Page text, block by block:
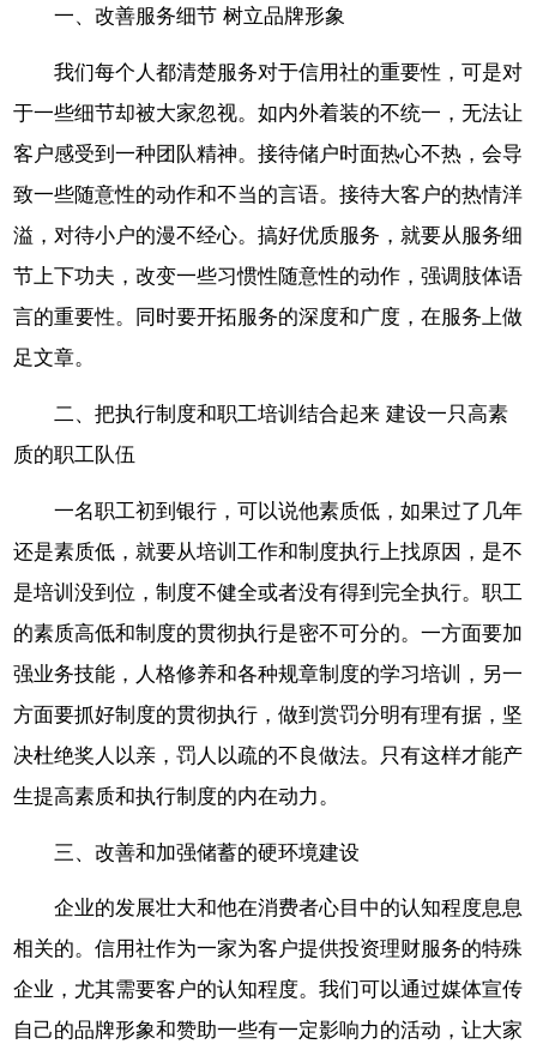
一、改善服务细节 树立品牌形象
我们每个人都清楚服务对于信用社的重要性，可是对
于一些细节却被大家忽视。如内外着装的不统一，无法让
客户感受到一种团队精神。接待储户时面热心不热，会导
致一些随意性的动作和不当的言语。接待大客户的热情洋
溢，对待小户的漫不经心。搞好优质服务，就要从服务细
节上下功夫，改变一些习惯性随意性的动作，强调肢体语
言的重要性。同时要开拓服务的深度和广度，在服务上做
足文章。
二、把执行制度和职工培训结合起来 建设一只高素
质的职工队伍
一名职工初到银行，可以说他素质低，如果过了几年
还是素质低，就要从培训工作和制度执行上找原因，是不
是培训没到位，制度不健全或者没有得到完全执行。职工
的素质高低和制度的贯彻执行是密不可分的。一方面要加
强业务技能，人格修养和各种规章制度的学习培训，另一
方面要抓好制度的贯彻执行，做到赏罚分明有理有据，坚
决杜绝奖人以亲，罚人以疏的不良做法。只有这样才能产
生提高素质和执行制度的内在动力。
三、改善和加强储蓄的硬环境建设
企业的发展壮大和他在消费者心目中的认知程度息息
相关的。信用社作为一家为客户提供投资理财服务的特殊
企业，尤其需要客户的认知程度。我们可以通过媒体宣传
自己的品牌形象和赞助一些有一定影响力的活动，让大家